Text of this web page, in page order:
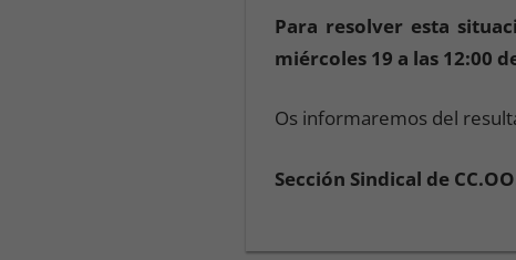
Para resolver esta
miércoles 19 a las 12:00
Os informaremos del
Sección Sindical de